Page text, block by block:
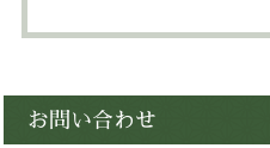
お問い合わせ